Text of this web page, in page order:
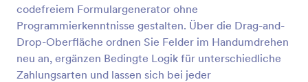
codefreiem Formulargenerator ohne
Programmierkenntnisse gestalten. Über die Drag-and-
Drop-Oberfläche ordnen Sie Felder im Handumdrehen
neu an, ergänzen Bedingte Logik für unterschiedliche
Zahlungsarten und lassen sich bei jeder
Spendenformular Vorlage